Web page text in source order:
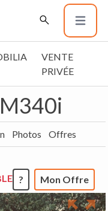
VENTE
PRIVÉE
Photos Offres
? Mon Offre